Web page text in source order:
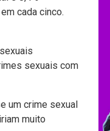
cada cinco.
sexuais com
um crime sexual
muito